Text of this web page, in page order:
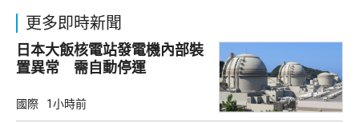
更多即時新聞
日本大飯核電站發電機內部裝
置異常 需自動停運
國際 1小時前